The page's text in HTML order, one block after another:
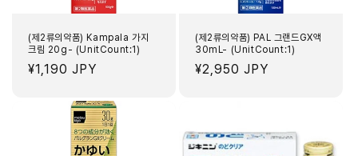
(제2류의약품) Kampala 가지
크림 20g- (UnitCount:1)
정
¥1,190 JPY
(제2류의약품) PAL 그랜드GX액
30mL- (UnitCount:1)
정
¥2,950 JPY